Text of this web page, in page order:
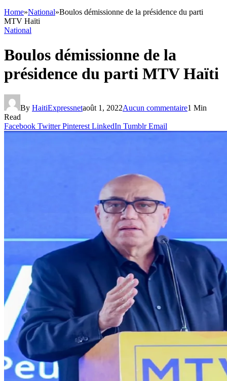
Home»National»Boulos démissionne de la présidence du parti
MTV Haïti
National
Boulos démissionne de la
présidence du parti MTV Haïti
By HaitiExpressnetaoût 1, 2022Aucun commentaire1 Min
Read
Facebook Twitter Pinterest LinkedIn Tumblr Email